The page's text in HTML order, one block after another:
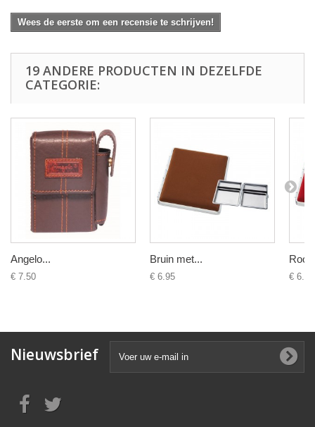
Wees de eerste om een recensie te schrijven!
19 ANDERE PRODUCTEN IN DEZELFDE
CATEGORIE:
Angelo...
€ 7.50
Bruin met...
€ 6.95 € 6.95
Nieuwsbrief